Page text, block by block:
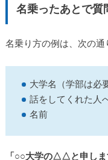
名乗ったあとで質
名乗り方の例は、次の通
大学名（学部は必
話をしてくれた人
名前
「○○大学の△△と申し